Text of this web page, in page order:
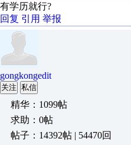
有学历就行?
回复 引用 举报
gongkongedit
关注 私信
精华：1099帖
求助：0帖
帖子：14392帖 | 54470回